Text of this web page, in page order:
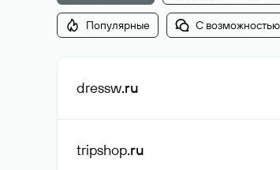
Популярные С возможностью
dressw.ru
tripshop.ru